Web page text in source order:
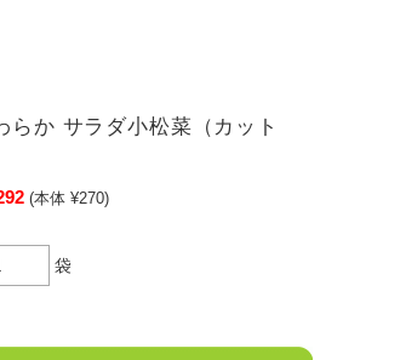
らか サラダ小松菜（カット
(本体 ¥270)
袋